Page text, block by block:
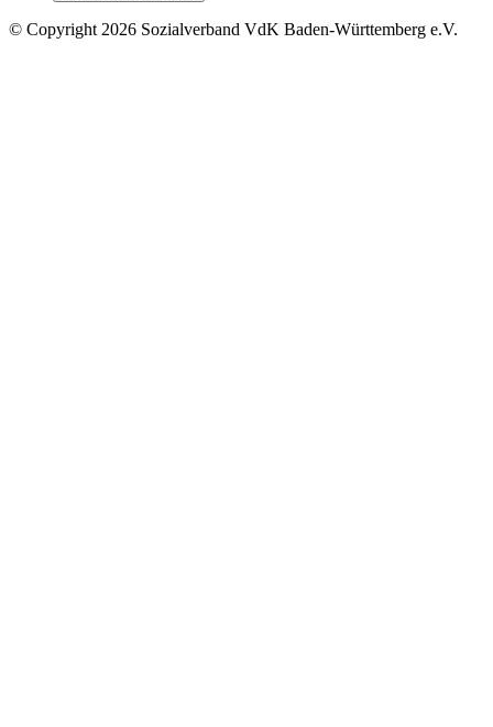
© Copyright 2026 Sozialverband VdK Baden-Württemberg e.V.